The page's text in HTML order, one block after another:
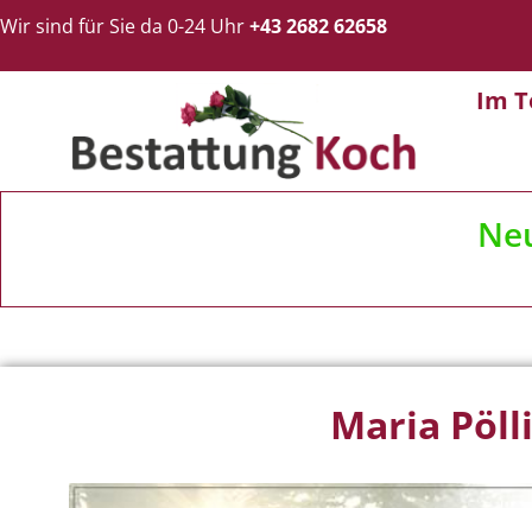
Wir sind für Sie da 0-24 Uhr+43 2682 62658
Im
Maria